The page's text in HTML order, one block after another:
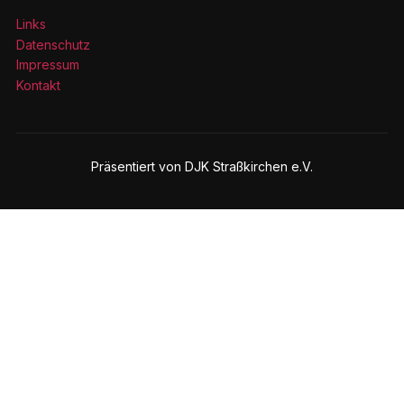
Links
Datenschutz
Impressum
Kontakt
Präsentiert von DJK Straßkirchen e.V.